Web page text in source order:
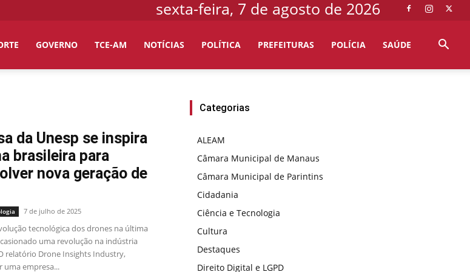
sexta-feira, 7 de agosto de 2026
GOVERNO TCE-AM NOTÍCIAS POLÍTICA PREFEITURAS POLÍCIA SAÚDE
da Unesp se inspira
brasileira para
nova geração de
7 de julho de 2025
tecnológica dos drones na última
uma revolução na indústria
relatório Drone Insights Industry,
uma empresa...
Categorias
ALEAM
Câmara Municipal de Manaus
Câmara Municipal de Parintins
Cidadania
Ciência e Tecnologia
Cultura
Destaques
Direito Digital e LGPD